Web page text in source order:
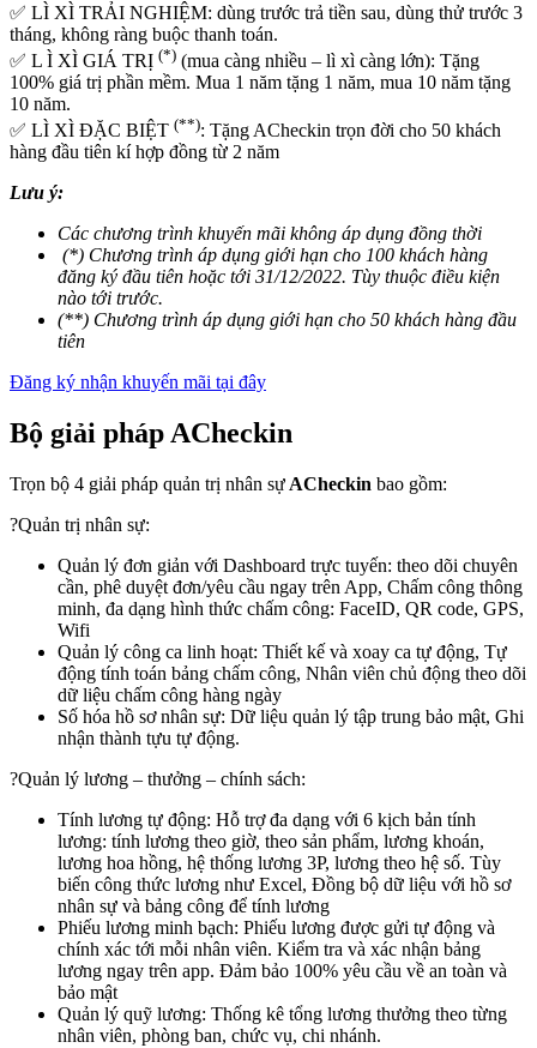
✅ LÌ XÌ TRẢI NGHIỆM: dùng trước trả tiền sau, dùng thử trước 3
tháng, không ràng buộc thanh toán.
✅ L Ì XÌ GIÁ TRỊ (*) (mua càng nhiều – lì xì càng lớn): Tặng
100% giá trị phần mềm. Mua 1 năm tặng 1 năm, mua 10 năm tặng
10 năm.
✅ LÌ XÌ ĐẶC BIỆT (**): Tặng ACheckin trọn đời cho 50 khách
hàng đầu tiên kí hợp đồng từ 2 năm
Lưu ý:
Các chương trình khuyến mãi không áp dụng đồng thời
(*) Chương trình áp dụng giới hạn cho 100 khách hàng
đăng ký đầu tiên hoặc tới 31/12/2022. Tùy thuộc điều kiện
nào tới trước.
(**) Chương trình áp dụng giới hạn cho 50 khách hàng đầu
tiên
Đăng ký nhận khuyến mãi tại đây
Bộ giải pháp ACheckin
Trọn bộ 4 giải pháp quản trị nhân sự ACheckin bao gồm:
?Quản trị nhân sự:
Quản lý đơn giản với Dashboard trực tuyến: theo dõi chuyên
cần, phê duyệt đơn/yêu cầu ngay trên App, Chấm công thông
minh, đa dạng hình thức chấm công: FaceID, QR code, GPS,
Wifi
Quản lý công ca linh hoạt: Thiết kế và xoay ca tự động, Tự
động tính toán bảng chấm công, Nhân viên chủ động theo dõi
dữ liệu chấm công hàng ngày
Số hóa hồ sơ nhân sự: Dữ liệu quản lý tập trung bảo mật, Ghi
nhận thành tựu tự động.
?Quản lý lương – thưởng – chính sách:
Tính lương tự động: Hỗ trợ đa dạng với 6 kịch bản tính
lương: tính lương theo giờ, theo sản phẩm, lương khoán,
lương hoa hồng, hệ thống lương 3P, lương theo hệ số. Tùy
biến công thức lương như Excel, Đồng bộ dữ liệu với hồ sơ
nhân sự và bảng công để tính lương
Phiếu lương minh bạch: Phiếu lương được gửi tự động và
chính xác tới mỗi nhân viên. Kiểm tra và xác nhận bảng
lương ngay trên app. Đảm bảo 100% yêu cầu về an toàn và
bảo mật
Quản lý quỹ lương: Thống kê tổng lương thưởng theo từng
nhân viên, phòng ban, chức vụ, chi nhánh.